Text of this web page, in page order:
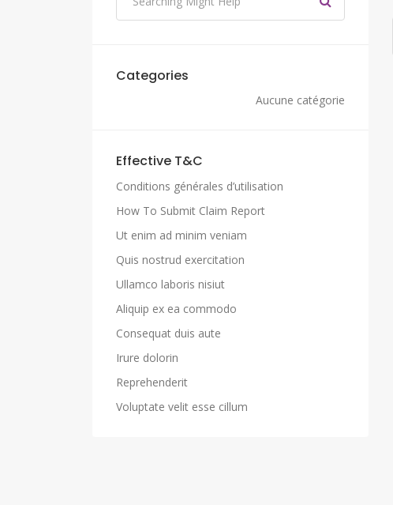
Categories
Aucune catégorie
Effective T&C
Conditions générales d’utilisation
How To Submit Claim Report
Ut enim ad minim veniam
Quis nostrud exercitation
Ullamco laboris nisiut
Aliquip ex ea commodo
Consequat duis aute
Irure dolorin
Reprehenderit
Voluptate velit esse cillum